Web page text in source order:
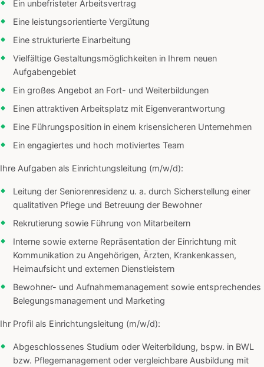
Ein unbefristeter Arbeitsvertrag
Eine leistungsorientierte Vergütung
Eine strukturierte Einarbeitung
Vielfältige Gestaltungsmöglichkeiten in Ihrem neuen
Aufgabengebiet
Ein großes Angebot an Fort- und Weiterbildungen
Einen attraktiven Arbeitsplatz mit Eigenverantwortung
Eine Führungsposition in einem krisensicheren Unternehmen
Ein engagiertes und hoch motiviertes Team
Ihre Aufgaben als Einrichtungsleitung (m/w/d):
Leitung der Seniorenresidenz u. a. durch Sicherstellung einer
qualitativen Pflege und Betreuung der Bewohner
Rekrutierung sowie Führung von Mitarbeitern
Interne sowie externe Repräsentation der Einrichtung mit
Kommunikation zu Angehörigen, Ärzten, Krankenkassen,
Heimaufsicht und externen Dienstleistern
Bewohner- und Aufnahmemanagement sowie entsprechendes
Belegungsmanagement und Marketing
Ihr Profil als Einrichtungsleitung (m/w/d):
Abgeschlossenes Studium oder Weiterbildung, bspw. in BWL
bzw. Pflegemanagement oder vergleichbare Ausbildung mit